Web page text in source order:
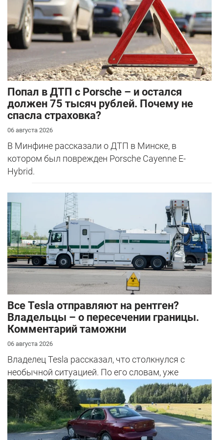
​Попал в ДТП с Porsche – и остался
должен 75 тысяч рублей. Почему не
спасла страховка?
06 августа 2026
В Минфине рассказали о ДТП в Минске, в
котором был поврежден Porsche Cayenne E-
Hybrid.
Все Tesla отправляют на рентген?
Владельцы – о пересечении границы.
Комментарий таможни
06 августа 2026
Владелец Tesla рассказал, что столкнулся с
необычной ситуацией. По его словам, уже
несколько раз при въезде в страну при...